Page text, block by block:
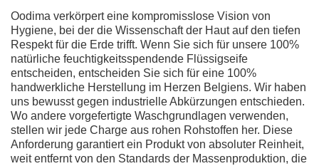
Oodima verkörpert eine kompromisslose Vision von
Hygiene, bei der die Wissenschaft der Haut auf den tiefen
Respekt für die Erde trifft. Wenn Sie sich für unsere 100%
natürliche feuchtigkeitsspendende Flüssigseife
entscheiden, entscheiden Sie sich für eine 100%
handwerkliche Herstellung im Herzen Belgiens. Wir haben
uns bewusst gegen industrielle Abkürzungen entschieden.
Wo andere vorgefertigte Waschgrundlagen verwenden,
stellen wir jede Charge aus rohen Rohstoffen her. Diese
Anforderung garantiert ein Produkt von absoluter Reinheit,
weit entfernt von den Standards der Massenproduktion, die